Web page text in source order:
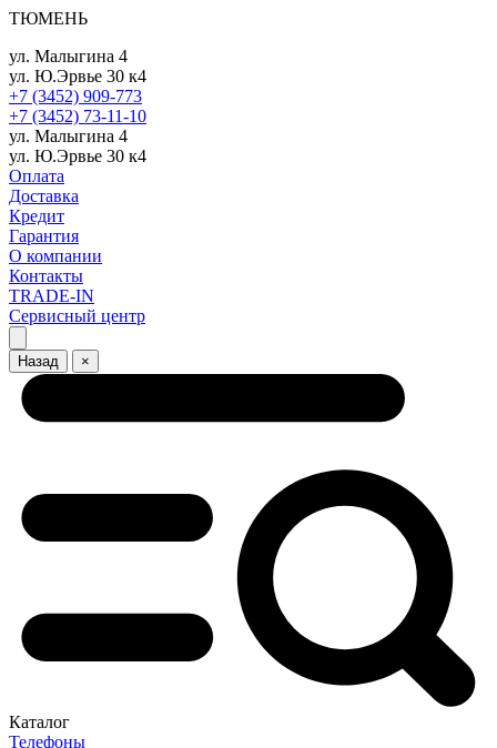
ТЮМЕНЬ
ул. Малыгина 4
ул. Ю.Эрвье 30 к4
+7 (3452) 909-773
+7 (3452) 73-11-10
ул. Малыгина 4
ул. Ю.Эрвье 30 к4
Оплата
Доставка
Кредит
Гарантия
О компании
Контакты
TRADE-IN
Сервисный центр
Назад ×
Каталог
Телефоны